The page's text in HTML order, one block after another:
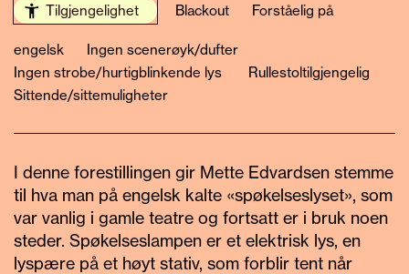
Tilgjengelighet Blackout Forståelig på
engelsk
Ingen scenerøyk/dufter
Ingen strobe/hurtigblinkende lys
Rullestoltilgjengelig
Sittende/sittemuligheter
I denne forestillingen gir Mette Edvardsen stemme
til hva man på engelsk kalte «spøkelseslyset», som
var vanlig i gamle teatre og fortsatt er i bruk noen
steder. Spøkelseslampen er et elektrisk lys, en
lyspære på et høyt stativ, som forblir tent når